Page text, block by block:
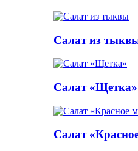
Салат из
Салат «Щетка»
Салат